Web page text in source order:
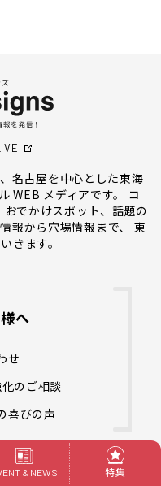
名古屋を中心とした東海
WEB メディアです。 コ
でかけスポット、話題の
報から穴場情報まで、 東
きます。
へ
せ
のご相談
喜びの声
集中！
集
& NEWS 特集